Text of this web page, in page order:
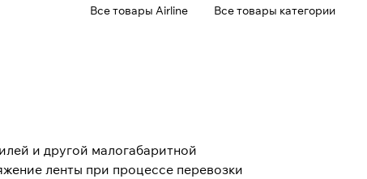
Все товары Airline Все товары категории
и другой малогабаритной
ленты при процессе перевозки